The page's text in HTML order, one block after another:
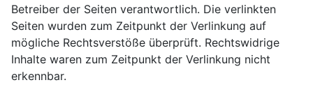
Betreiber der Seiten verantwortlich. Die verlinkten
Seiten wurden zum Zeitpunkt der Verlinkung auf
mögliche Rechtsverstöße überprüft. Rechtswidrige
Inhalte waren zum Zeitpunkt der Verlinkung nicht
erkennbar.